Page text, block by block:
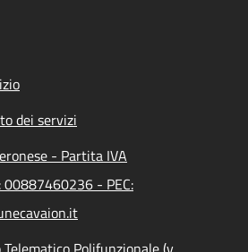
dei servizi
- Partita IVA
- PEC: